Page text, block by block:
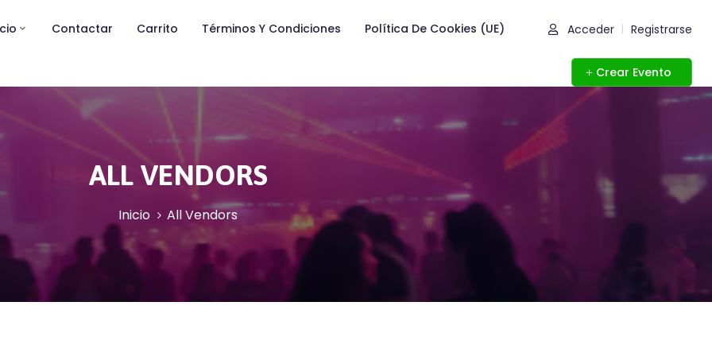
Contactar Carrito Términos Y Condiciones Política De Cookies (UE) Acceder Registrarse
Crear Evento
ALL VENDORS
Inicio All Vendors